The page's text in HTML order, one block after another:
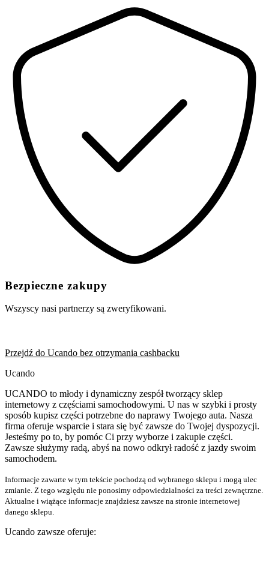
Bezpieczne zakupy
Wszyscy nasi partnerzy są zweryfikowani.
Przejdź do Ucando bez otrzymania cashbacku
Ucando
UCANDO to młody i dynamiczny zespół tworzący sklep
internetowy z częściami samochodowymi. U nas w szybki i prosty
sposób kupisz części potrzebne do naprawy Twojego auta. Nasza
firma oferuje wsparcie i stara się być zawsze do Twojej dyspozycji.
Jesteśmy po to, by pomóc Ci przy wyborze i zakupie części.
Zawsze służymy radą, abyś na nowo odkrył radość z jazdy swoim
samochodem.
Informacje zawarte w tym tekście pochodzą od wybranego sklepu i mogą ulec
zmianie. Z tego względu nie ponosimy odpowiedzialności za treści zewnętrzne.
Aktualne i wiążące informacje znajdziesz zawsze na stronie internetowej
danego sklepu.
Ucando zawsze oferuje: